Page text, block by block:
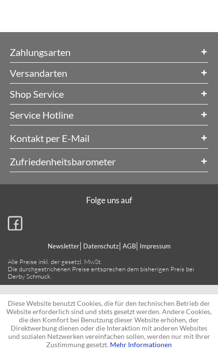
Zahlungsarten
Versandarten
Shop Service
Service Hotline
Kontakt per E-Mail
Zufriedenheitsbarometer
Newsletter Datenschutz AGB Impressum
Alle Preise inkl. der gesetzl. MwSt.
Die durchgestrichenen Preise entsprechen dem bisherigen Preis bei
Derby Schmuck.
Folge uns auf
Diese Website benutzt Cookies, die für den technischen Betrieb der
Website erforderlich sind und stets gesetzt werden. Andere Cookies,
die den Komfort bei Benutzung dieser Website erhöhen, der
Direktwerbung dienen oder die Interaktion mit anderen Websites
und sozialen Netzwerken vereinfachen sollen, werden nur mit Ihrer
Zustimmung gesetzt. Mehr Informationen